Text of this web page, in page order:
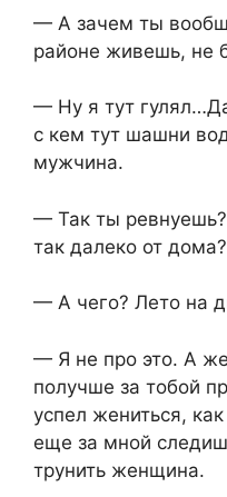
— А зачем ты
районе живешь, не
— Ну я тут
с кем тут шашни
мужчина.
— Так ты ревнуешь?
так далеко от
— А чего? Лето на
— Я не про это. А
получше за тобой
успел жениться,
еще за мной
трунить женщина.